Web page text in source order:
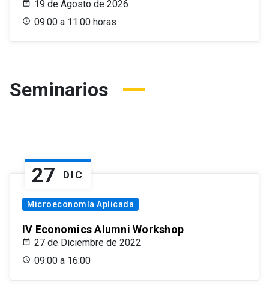
19 de Agosto de 2026
09:00 a 11:00 horas
Seminarios
27 DIC
Microeconomía Aplicada
IV Economics Alumni Workshop
27 de Diciembre de 2022
09:00 a 16:00